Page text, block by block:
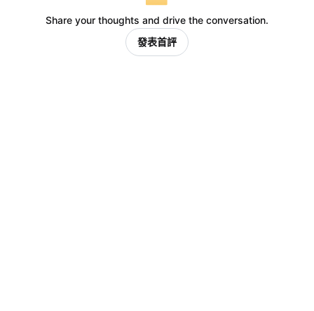
Share your thoughts and drive the conversation.
發表首評